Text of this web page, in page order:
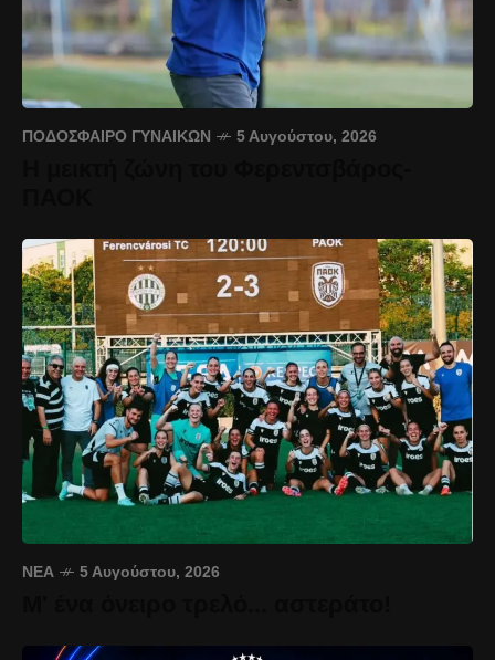
ΠΟΔΌΣΦΑΙΡΟ ΓΥΝΑΙΚΏΝ 5 Αυγούστου, 2026
ΝΈΑ 5 Αυγούστου, 2026